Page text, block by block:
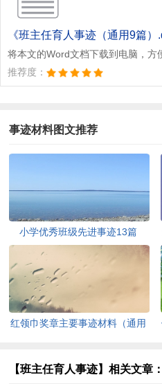
《班主任育人事迹（通用9篇）
将本文的Word文档下载到电脑，方
推荐度：
事迹材料图文推荐
小学优秀班级先进事迹13篇
红领巾奖章主要事迹材料（通用
【班主任育人事迹】相关文章：